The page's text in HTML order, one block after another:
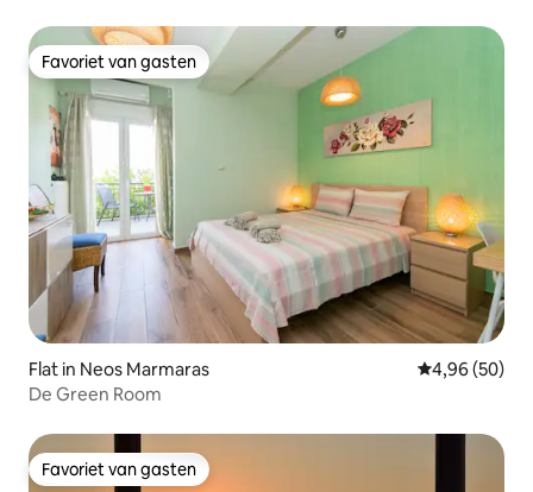
Favoriet van gasten
Favoriet van gasten
Flat in Neos Marmaras Gemiddelde
4,96 (50)
De Green Room
Favoriet van gasten
Favoriet van gasten